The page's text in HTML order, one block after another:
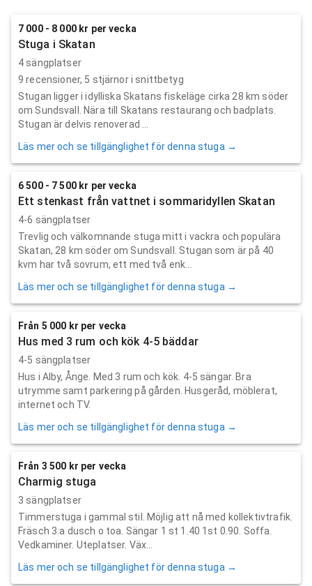
7 000 - 8 000 kr per vecka
Stuga i Skatan
4 sängplatser
9 recensioner, 5 stjärnor i snittbetyg
Stugan ligger i idylliska Skatans fiskeläge cirka 28 km söder
om Sundsvall. Nära till Skatans restaurang och badplats.
Stugan är delvis renoverad ...
Läs mer och se tillgänglighet för denna stuga →
6 500 - 7 500 kr per vecka
Ett stenkast från vattnet i sommaridyllen Skatan
4-6 sängplatser
Trevlig och välkomnande stuga mitt i vackra och populära
Skatan, 28 km söder om Sundsvall. Stugan som är på 40
kvm har två sovrum, ett med två enk...
Läs mer och se tillgänglighet för denna stuga →
Från 5 000 kr per vecka
Hus med 3 rum och kök 4-5 bäddar
4-5 sängplatser
Hus i Alby, Ånge. Med 3 rum och kök. 4-5 sängar. Bra
utrymme samt parkering på gården. Husgeråd, möblerat,
internet och TV.
Läs mer och se tillgänglighet för denna stuga →
Från 3 500 kr per vecka
Charmig stuga
3 sängplatser
Timmerstuga i gammal stil. Möjlig att nå med kollektivtrafik.
Fräsch 3:a dusch o toa. Sängar 1 st 1.40 1st 0.90. Soffa.
Vedkaminer. Uteplatser. Väx...
Läs mer och se tillgänglighet för denna stuga →